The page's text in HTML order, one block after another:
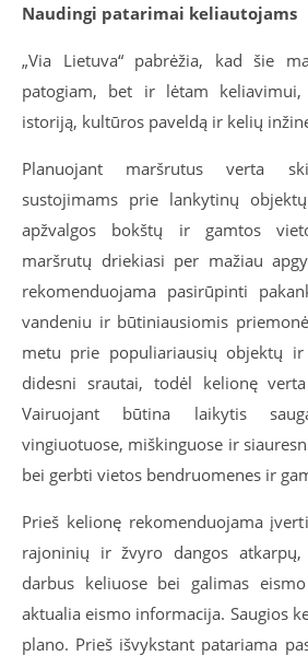
Naudingi patarimai keliautojams
„Via Lietuva“ pabrėžia, kad šie
patogiam, bet ir lėtam keliavimui,
istoriją, kultūros paveldą ir kelių
Planuojant maršrutus verta
sustojimams prie lankytinų
apžvalgos bokštų ir gamtos
maršrutų driekiasi per mažiau
rekomenduojama pasirūpinti
vandeniu ir būtiniausiomis
metu prie populiariausių objektų
didesni srautai, todėl kelionę
Vairuojant būtina laikytis
vingiuotuose, miškinguose ir
bei gerbti vietos bendruomenes ir
Prieš kelionę rekomenduojama
rajoninių ir žvyro dangos
darbus keliuose bei galimas
aktualia eismo informacija. Saugios
plano. Prieš išvykstant patariama